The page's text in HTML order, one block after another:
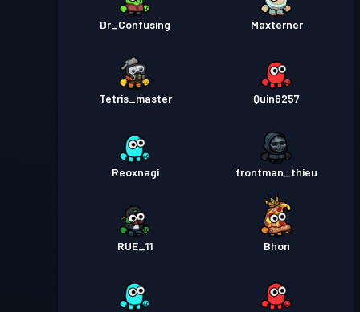
Dr_Confusing Maxterner
Tetris_master Quin6257
Reoxnagi frontman_thieu
RUE_11 Bhon